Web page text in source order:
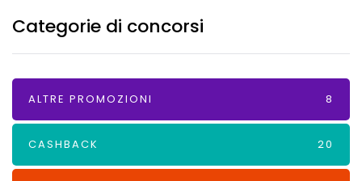
Categorie di concorsi
ALTRE PROMOZIONI 8
CASHBACK 20